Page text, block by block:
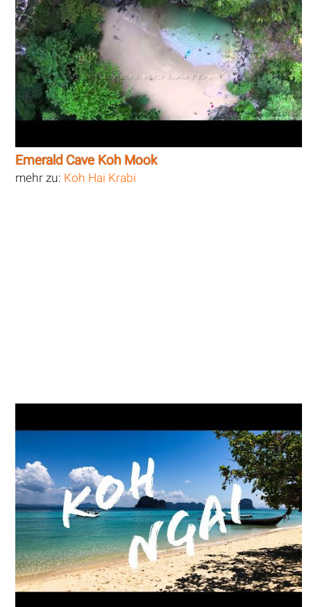
Emerald Cave Koh Mook
mehr zu: Koh Hai Krabi